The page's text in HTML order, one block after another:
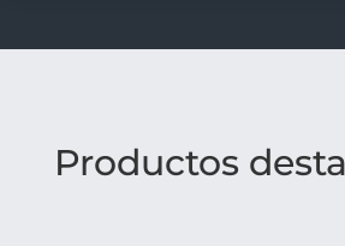
Productos